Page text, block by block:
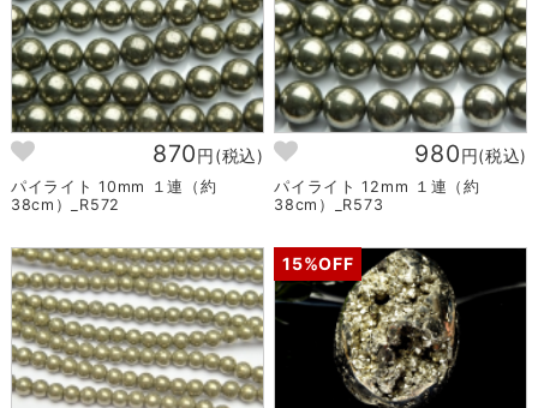
870円(税込)
パイライト 10mm １連（約
38cm）_R572
980円(税込)
パイライト 12mm １連（約
38cm）_R573
15%OFF